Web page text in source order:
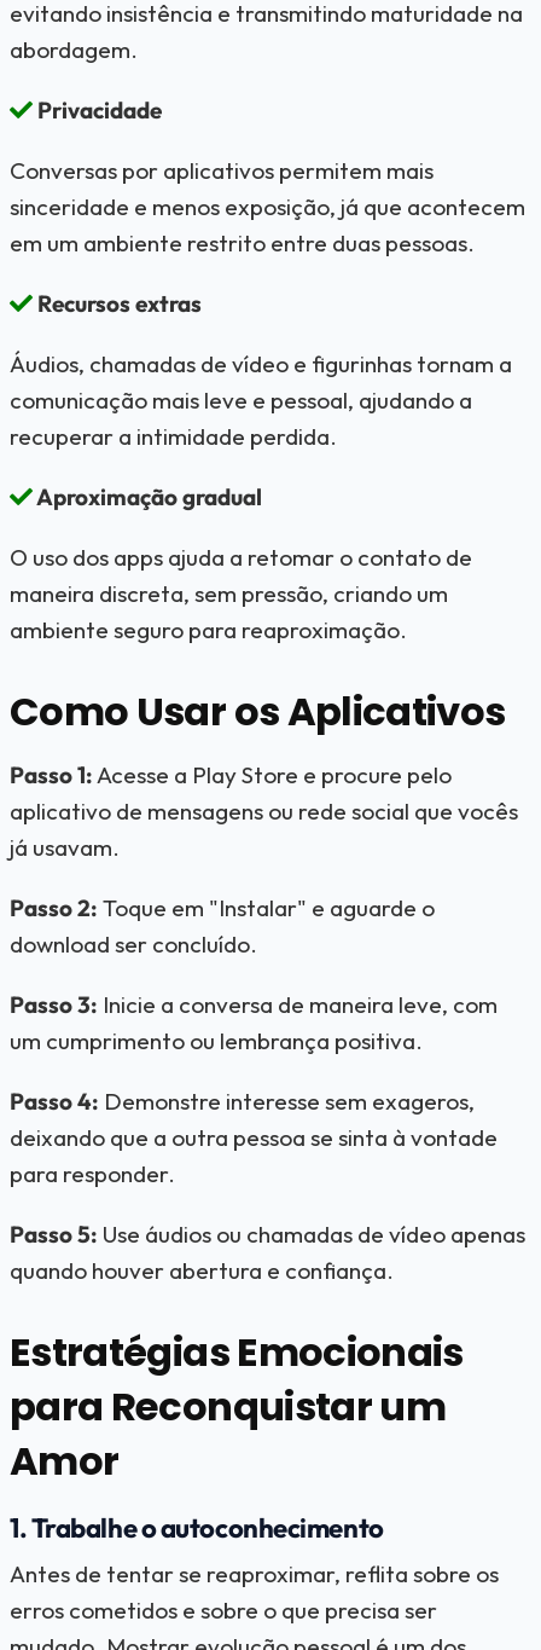
evitando insistência e transmitindo maturidade na
abordagem.
Privacidade
Conversas por aplicativos permitem mais
sinceridade e menos exposição, já que acontecem
em um ambiente restrito entre duas pessoas.
Recursos extras
Áudios, chamadas de vídeo e figurinhas tornam a
comunicação mais leve e pessoal, ajudando a
recuperar a intimidade perdida.
Aproximação gradual
O uso dos apps ajuda a retomar o contato de
maneira discreta, sem pressão, criando um
ambiente seguro para reaproximação.
Como Usar os Aplicativos
Passo 1:Acesse a Play Store e procure pelo
aplicativo de mensagens ou rede social que vocês
já usavam.
Passo 2: Toque em "Instalar" e aguarde o
download ser concluído.
Passo 3: Inicie a conversa de maneira leve, com
um cumprimento ou lembrança positiva.
Passo 4: Demonstre interesse sem exageros,
deixando que a outra pessoa se sinta à vontade
para responder.
Passo 5: Use áudios ou chamadas de vídeo apenas
quando houver abertura e confiança.
Estratégias Emocionais
para Reconquistar um
Amor
1. Trabalhe o autoconhecimento
Antes de tentar se reaproximar, reflita sobre os
erros cometidos e sobre o que precisa ser